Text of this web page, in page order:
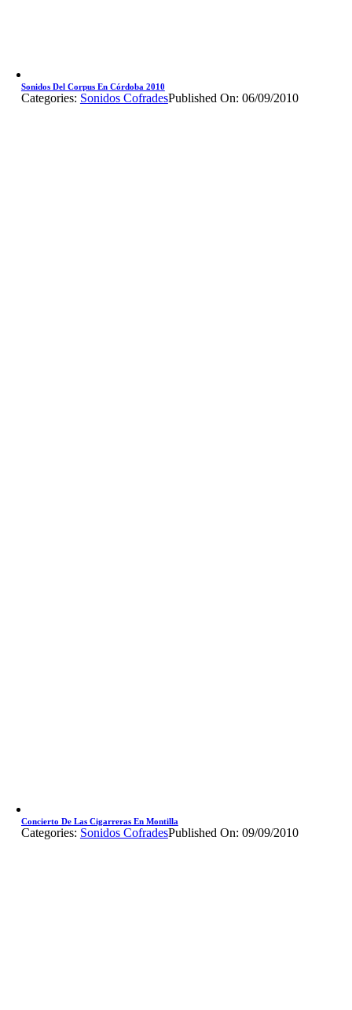
Sonidos Del Corpus En Córdoba 2010
Categories: Sonidos CofradesPublished On: 06/09/2010
Concierto De Las Cigarreras En Montilla
Categories: Sonidos CofradesPublished On: 09/09/2010